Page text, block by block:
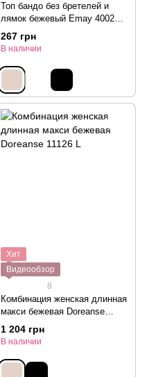
Топ бандо без бретелей и
лямок бежевый Emay 4002
S/M
267 грн
В наличии
Хит
Видеообзор
8
Комбинация женская длинная
макси бежевая Doreanse
11126 L
1 204 грн
В наличии